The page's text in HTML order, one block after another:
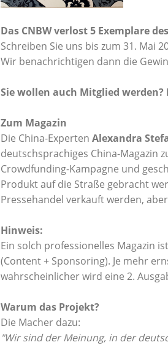
Das CNBW verlost 5 Exemplare
Schreiben Sie uns bis zum 31. Mai
Wir benachrichtigen dann die
Sie wollen auch Mitglied werden?
Zum Magazin
Die China-Experten Alexandra
deutschsprachiges China-Magazin
Crowdfunding-Kampagne und
Produkt auf die Straße gebracht
Pressehandel verkauft werden,
Hinweis:
Ein solch professionelles Magazin
(Content + Sponsoring). Je mehr
wahrscheinlicher wird eine 2.
Warum das Projekt?
Die Macher dazu:
"Wir sind der Meinung, in der